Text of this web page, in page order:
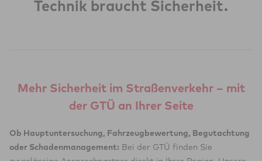
Technik braucht Sicherheit.
Mehr Sicherheit im Straßenverkehr – mit
der GTÜ an Ihrer Seite
Ob Hauptuntersuchung, Fahrzeugbewertung, Begutachtung
oder Schadenmanagement: Bei der GTÜ finden Sie